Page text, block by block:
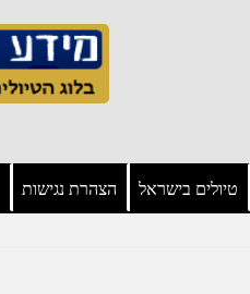
טיולים בישראל הצהרת נגישות